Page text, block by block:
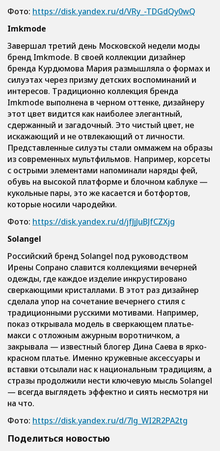
Фото: https://disk.yandex.ru/d/VRy_-TDGdQy0wQ
Imkmode
Завершал третий день Московской недели моды
бренд Imkmode. В своей коллекции дизайнер
бренда Курдюмова Мария размышляла о формах и
силуэтах через призму детских воспоминаний и
интересов. Традиционно коллекция бренда
Imkmode выполнена в черном оттенке, дизайнеру
этот цвет видится как наиболее элегантный,
сдержанный и загадочный. Это чистый цвет, не
искажающий и не отвлекающий от личности.
Представленные силуэты стали оммажем на образы
из современных мультфильмов. Например, корсеты
с острыми элементами напоминали наряды фей,
обувь на высокой платформе и блочном каблуке —
кукольные пары, это же касается и ботфортов,
которые носили чародейки.
Фото: https://disk.yandex.ru/d/jfJjJuBJfCZXjg
Solangel
Российский бренд Solangel под руководством
Ирены Сопрано славится коллекциями вечерней
одежды, где каждое изделие инкрустировано
сверкающими кристаллами. В этот раз дизайнер
сделала упор на сочетание вечернего стиля с
традиционными русскими мотивами. Например,
показ открывала модель в сверкающем платье-
макси с отложным ажурным воротничком, а
закрывала — известный блогер Дина Саева в ярко-
красном платье. Именно кружевные аксессуары и
вставки отсылали нас к национальным традициям, а
стразы продолжили нести ключевую мысль Solangel
— всегда выглядеть эффектно и сиять несмотря ни
на что.
Фото: https://disk.yandex.ru/d/7lg_WI2R2PA2tg
Поделиться новостью